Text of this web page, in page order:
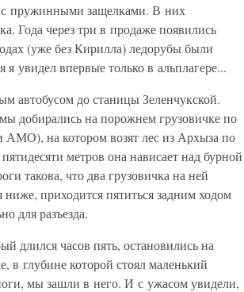
с пружинными защелками. В них
Года через три в продаже появились
(уже без Кирилла) ледорубы были
увидел впервые только в альплагере...
автобусом до станицы Зеленчукской.
добирались на порожнем грузовичке по
АМО), на котором возят лес из Архыза по
метров она нависает над бурной
такова, что два грузовичка на ней
приходится пятиться задним ходом
для разъезда.
длился часов пять, остановились на
в глубине которой стоял маленький
мы зашли в него. И с ужасом увидели,